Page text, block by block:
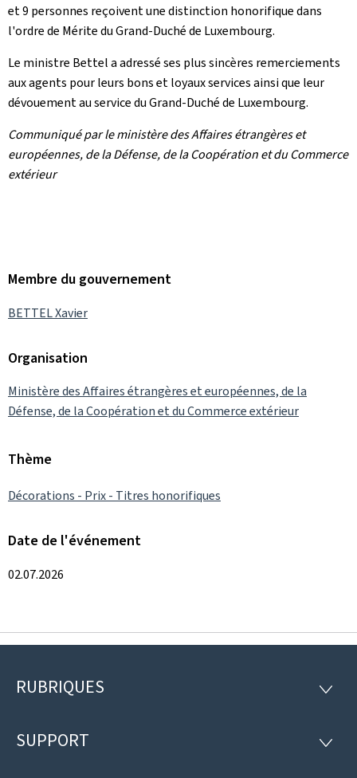
et 9 personnes reçoivent une distinction honorifique dans
l'ordre de Mérite du Grand-Duché de Luxembourg.
Le ministre Bettel a adressé ses plus sincères remerciements
aux agents pour leurs bons et loyaux services ainsi que leur
dévouement au service du Grand-Duché de Luxembourg.
Communiqué par le ministère des Affaires étrangères et
européennes, de la Défense, de la Coopération et du Commerce
extérieur
Membre du gouvernement
BETTEL Xavier
Organisation
Ministère des Affaires étrangères et européennes, de la
Défense, de la Coopération et du Commerce extérieur
Thème
Décorations - Prix - Titres honorifiques
Date de l'événement
02.07.2026
Pied
page
RUBRIQUES
SUPPORT